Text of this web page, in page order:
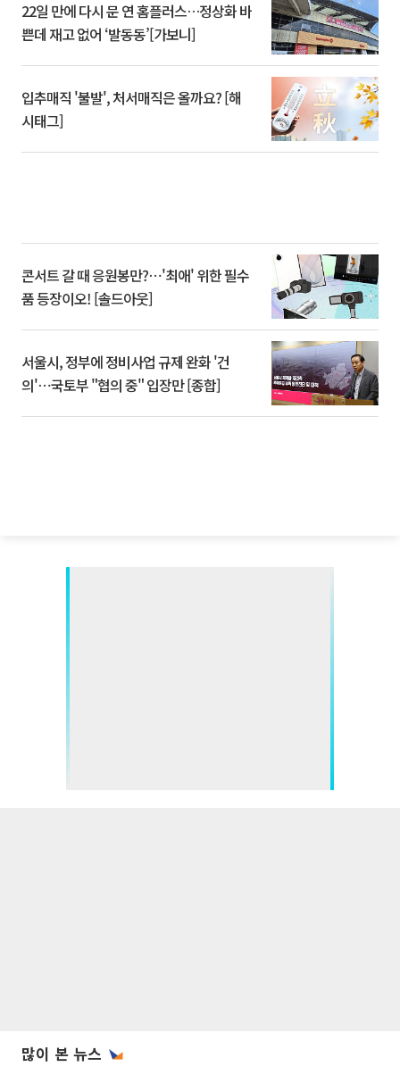
22일 만에 다시 문 연 홈플러스…정상화 바
쁜데 재고 없어 ‘발동동’[가보니]
입추매직 '불발', 처서매직은 올까요? [해
시태그]
콘서트 갈 때 응원봉만?⋯'최애' 위한 필수
품 등장이오! [솔드아웃]
서울시, 정부에 정비사업 규제 완화 '건
의'⋯국토부 "협의 중" 입장만 [종합]
많이 본 뉴스